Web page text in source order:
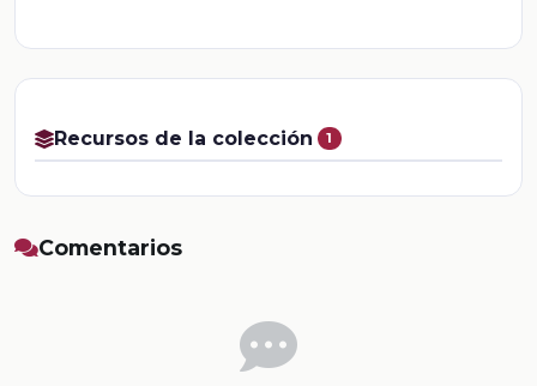
Recursos de la colección 1
Comentarios